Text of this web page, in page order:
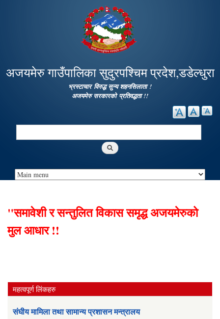
main
content
अजयमेरु गाउँपालिका सुदुरपश्चिम प्रदेश,डडेल्धुरा
भ्रस्टाचार विरुद्ध सुन्य शहनसिलाता !
अजयमेरु सरकारको प्रतिवद्धता !!
Search
"समावेशी र सन्तुलित विकास समृद्ध अजयमेरुको
मुल आधार !!
महत्वपूर्ण लिंकहरु
संघीय मामिला तथा सामान्य प्रशासन मन्त्रालय